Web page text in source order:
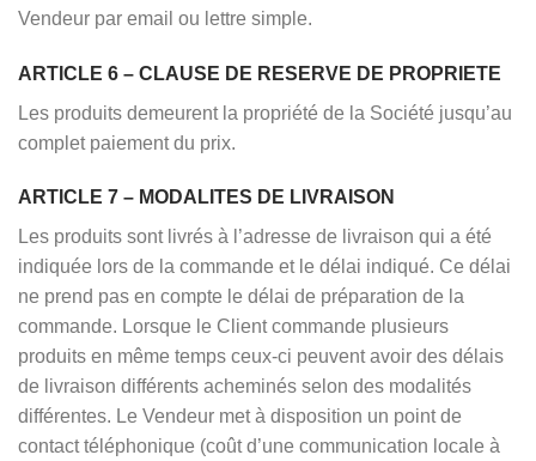
Vendeur par email ou lettre simple.
ARTICLE 6 – CLAUSE DE RESERVE DE PROPRIETE
Les produits demeurent la propriété de la Société jusqu’au
complet paiement du prix.
ARTICLE 7 – MODALITES DE LIVRAISON
Les produits sont livrés à l’adresse de livraison qui a été
indiquée lors de la commande et le délai indiqué. Ce délai
ne prend pas en compte le délai de préparation de la
commande. Lorsque le Client commande plusieurs
produits en même temps ceux-ci peuvent avoir des délais
de livraison différents acheminés selon des modalités
différentes. Le Vendeur met à disposition un point de
contact téléphonique (coût d’une communication locale à